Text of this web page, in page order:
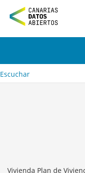
n
tEscuchar
Vivienda Plan de